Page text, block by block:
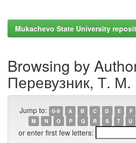
Mukachevo State University
Browsing by
Перевузник, Т. М.
Jump to: 0-9 A B C D E F
M
N O P Q R S T U
or enter first few letters: